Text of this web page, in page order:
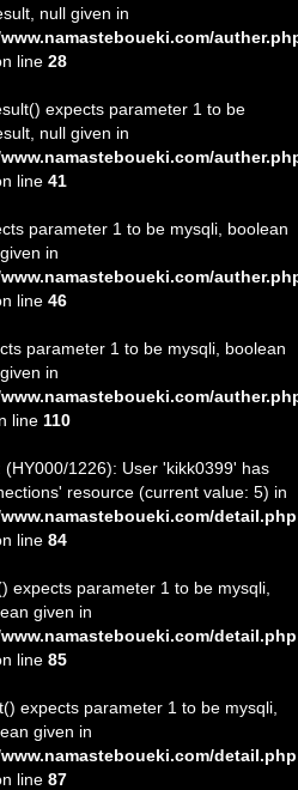
null given in
line 28
expects parameter 1 to be
null given in
line 41
parameter 1 to be mysqli, boolean
given in
line 46
parameter 1 to be mysqli, boolean
given in
line 110
(HY000/1226): User 'kikk0399' has
resource (current value: 5) in
detail.php
line 84
expects parameter 1 to be mysqli,
given in
detail.php
line 85
expects parameter 1 to be mysqli,
given in
detail.php
line 87